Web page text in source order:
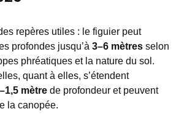
repères utiles : le figuier peut
profondes jusqu’à 3–6 mètres selon
phréatiques et la nature du sol.
quant à elles, s’étendent
mètre de profondeur et peuvent
la canopée.